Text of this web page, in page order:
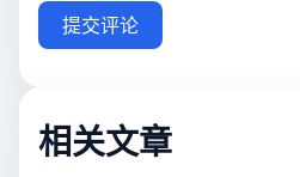
提交评论
相关文章